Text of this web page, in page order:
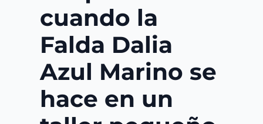
cuando la
Falda Dalia
Azul Marino se
hace en un